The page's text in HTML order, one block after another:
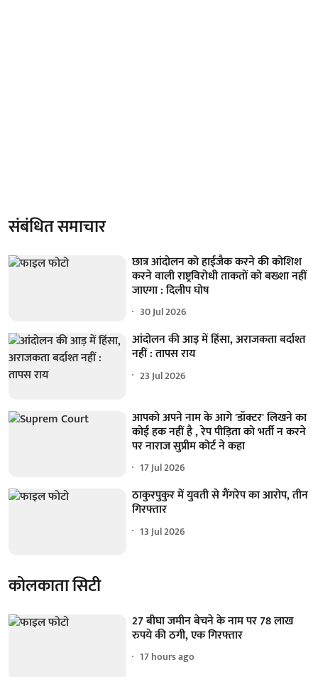
संबंधित समाचार
छात्र आंदोलन को हाईजैक करने की कोशिश
करने वाली राष्ट्रविरोधी ताकतों को बख्शा नहीं
जाएगा : दिलीप घोष
30 Jul 2026
आंदोलन की आड़ में हिंसा, अराजकता बर्दाश्त
नहीं : तापस राय
23 Jul 2026
आपको अपने नाम के आगे 'डॉक्टर' लिखने का
कोई हक नहीं है , रेप पीड़िता को भर्ती न करने
पर नाराज सुप्रीम कोर्ट ने कहा
17 Jul 2026
ठाकुरपुकुर में युवती से गैंगरेप का आरोप, तीन
गिरफ्तार
13 Jul 2026
कोलकाता सिटी
27 बीघा जमीन बेचने के नाम पर 78 लाख
रुपये की ठगी, एक गिरफ्तार
17 hours ago